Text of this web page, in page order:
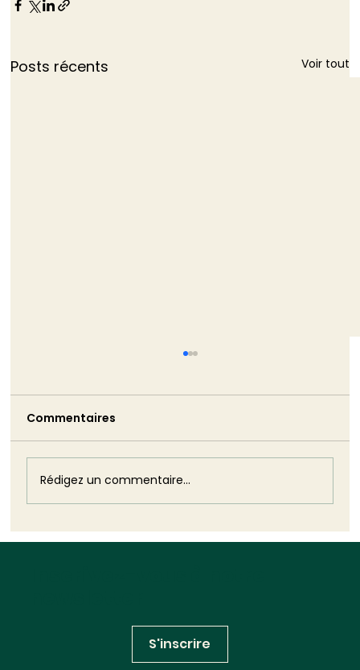
Posts récents Voir tout
l’aurait été son silence
Monique Barbut a annoncé sa démission.
Puis elle est restée. Cette volte-face est
plus dommageable que n'aurait pu l'être
son silence : elle révèle, dans toute sa
brutalité, l'impuissance structurelle
Commentaires
Rédigez un commentaire...
S'inscrire